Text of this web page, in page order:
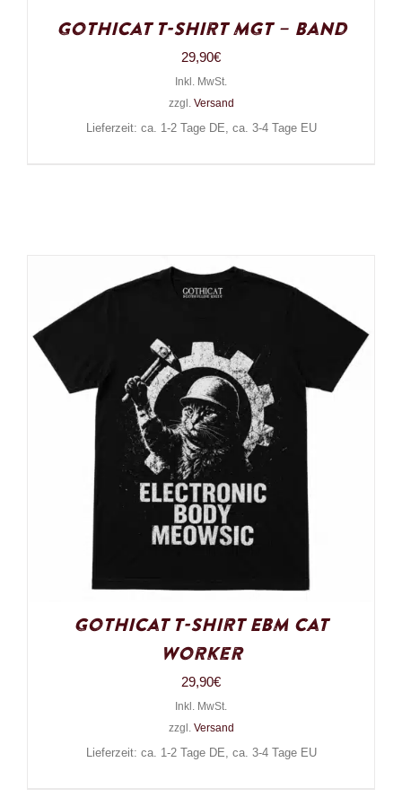
Gothicat T-Shirt MGT – Band
29,90€
Inkl. MwSt.
zzgl. Versand
Lieferzeit: ca. 1-2 Tage DE, ca. 3-4 Tage EU
Gothicat T-Shirt EBM Cat
Worker
29,90€
Inkl. MwSt.
zzgl. Versand
Lieferzeit: ca. 1-2 Tage DE, ca. 3-4 Tage EU